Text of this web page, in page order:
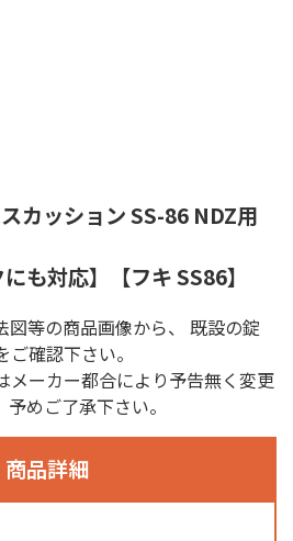
カッション SS-86 NDZ用
も対応】【フキ SS86】
図等の商品画像から、 既設の錠
確認下さい。
ーカー都合により予告無く変更
めご了承下さい。
商品詳細